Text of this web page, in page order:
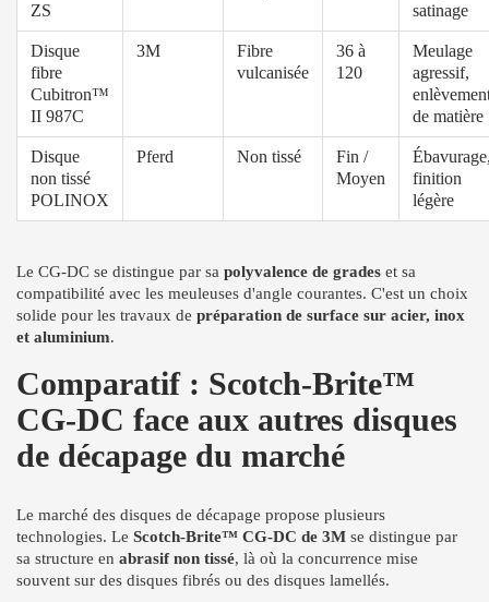
ZS
satinage
Disque
fibre
Cubitron™
II 987C
3M
Fibre
vulcanisée
36 à
120
Meulage
agressif,
de matière
Disque
non tissé
POLINOX
Pferd Non tissé
Fin /
Moyen
finition
légère
Le CG-DC se distingue par sa polyvalence de grades et sa
compatibilité avec les meuleuses d'angle courantes. C'est un choix
solide pour les travaux de préparation de surface sur acier, inox
et aluminium.
Comparatif : Scotch-Brite™
CG-DC face aux autres disques
de décapage du marché
Le marché des disques de décapage propose plusieurs
technologies. Le Scotch-Brite™ CG-DC de 3M se distingue par
sa structure en abrasif non tissé, là où la concurrence mise
souvent sur des disques fibrés ou des disques lamellés.